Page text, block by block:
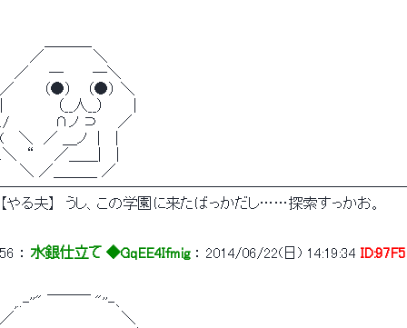
／　　 　 　＼
／　　─　 　 ─＼
／ 　　 （●） 　（●） ＼
|　 　　 　 （__人__）　 　 |
./　　　　 ∩ノ ⊃　　／
(　 ＼　／ ＿ノ　|　 |
.＼　“　　／＿＿|　 |
＼ ／＿＿＿ ／
【やる夫】　うし、この学園に来たばっかだし……探索すっかお。
56 ： 水銀仕立て ◆GqEE4Ifmig ： 2014/06/22(日) 14:19:34
,..-''" ￣￣￣ "''-､
／　　　 　 　 　 　 　 ＼